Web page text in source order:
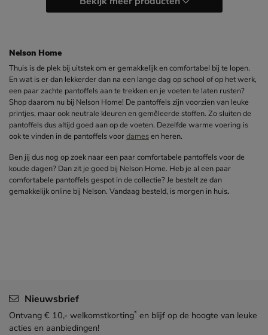
Nelson Home
Thuis is de plek bij uitstek om er gemakkelijk en comfortabel bij te lopen.
En wat is er dan lekkerder dan na een lange dag op school of op het werk,
een paar zachte pantoffels aan te trekken en je voeten te laten rusten?
Shop daarom nu bij Nelson Home! De pantoffels zijn voorzien van leuke
printjes, maar ook neutrale kleuren en gemêleerde stoffen. Zo sluiten de
pantoffels dus altijd goed aan op de voeten. Dezelfde warme voering is
ook te vinden in de pantoffels voordamesen heren.
Ben jij dus nog op zoek naar een paar comfortabele pantoffels voor de
koude dagen? Dan zit je goed bij Nelson Home. Heb je al een paar
comfortabele pantoffels gespot in de collectie? Je bestelt ze dan
gemakkelijk online bij Nelson. Vandaag besteld, is morgen in huis.
Nieuwsbrief
Ontvang € 10,- welkomstkorting* en blijf op de hoogte van leuke
acties en aanbiedingen!